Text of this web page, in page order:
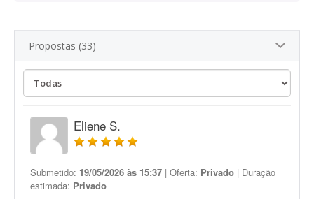
Propostas (33)
Eliene S.
Submetido: 19/05/2026 às 15:37 | Oferta: Privado | Duração
estimada: Privado